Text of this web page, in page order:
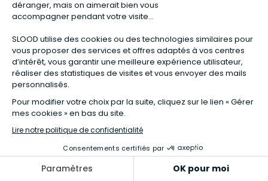
GRAINE CRÉATIVE
KIT DIY : Coffret 4 savons
exfoliants noix de coco
16,95 € 17,80 €
LE GANG DES FOUGERES
Bouillotte sèche graines de
lin Bio
29,90 €
Disponible en 16 couleurs